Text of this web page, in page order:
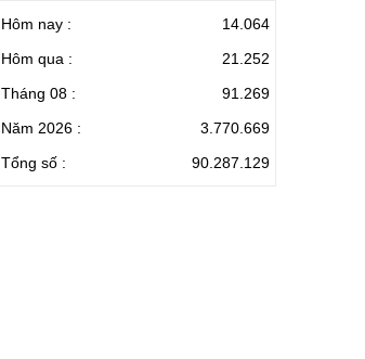
Hôm nay :
14.064
Hôm qua :
21.252
Tháng 08 :
91.269
Năm 2026 :
3.770.669
Tổng số :
90.287.129